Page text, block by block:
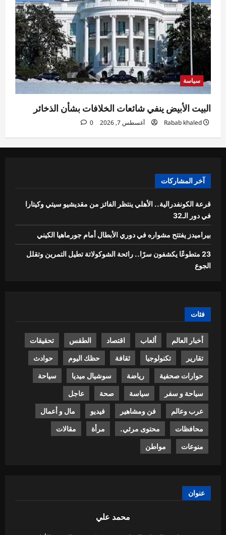
سياسة
البيت الأبيض ينفي شائعات الخلافات بشأن الذخائر
Rabab khaled أغسطس 7, 2026 0
آخر المشاركات
قرعة الكونفدرالية.. الأهلي ينتظر الفائز من مقديشيو سيتي وكيتارا
في دور الـ32
بيراميدز يفتتح مشواره في دوري الأبطال أمام جورماهيا الكيني
23 متطوعًا يكشفون سرًا.. رائحة الشوكولاتة تطيل التمرين وتقلل
الجوع
فئات
أخبار العالم ألعاب اقتصاد الطقس تحقيقات
تقارير تكنولوجيا ثقافة حظك اليوم حوادث
حوارات صحفية رياضة سوشيال ميديا سياحة
سياحة و سفر سياسة صحة عاجل
عرب وعالم فن ومشاهير فيديو مال و أعمال
محافظات محتوى مرئي. مرأة مقالات
منوعات مواطن
عنوان
محمد علي